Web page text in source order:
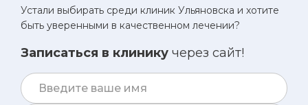
Устали выбирать среди клиник Ульяновска и хотите
быть уверенными в качественном лечении?
Записаться в клинику через сайт!